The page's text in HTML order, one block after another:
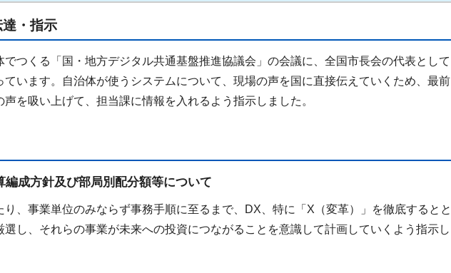
・指示
つくる「国・地方デジタル共通基盤推進協議会」の会議に、全国市長会の代表として
ています。自治体が使うシステムについて、現場の声を国に直接伝えていくため、最前
声を吸い上げて、担当課に情報を入れるよう指示しました。
編成方針及び部局別配分額等について
り、事業単位のみならず事務手順に至るまで、DX、特に「X（変革）」を徹底するとと
選し、それらの事業が未来への投資につながることを意識して計画していくよう指示し